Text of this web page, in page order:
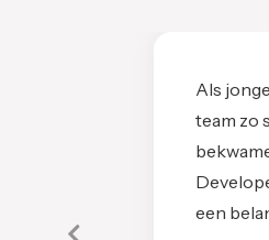
Als
team zo
een